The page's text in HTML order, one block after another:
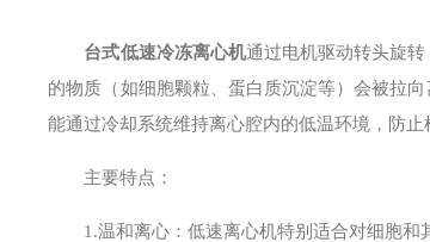
台式低速冷冻离心机通过电机驱动转头旋
的物质（如细胞颗粒、蛋白质沉淀等）会被拉
能通过冷却系统维持离心腔内的低温环境，防止
主要特点：
1.温和离心：低速离心机特别适合对细胞和